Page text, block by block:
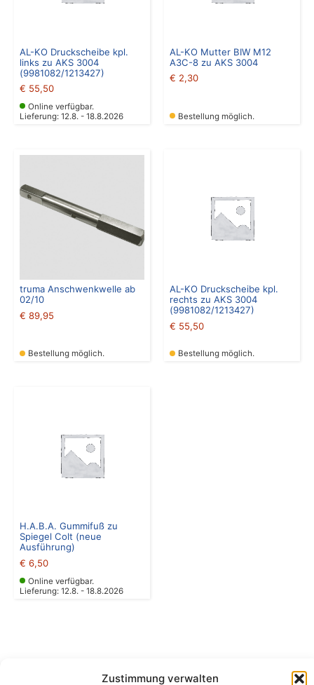
Zustimmung verwalten
AL-KO Druckscheibe kpl.
links zu AKS 3004
(9981082/1213427)
€ 55,50
Online verfügbar.
Lieferung: 12.8. - 18.8.2026
AL-KO Mutter BIW M12
A3C-8 zu AKS 3004
€ 2,30
Bestellung möglich.
truma Anschwenkwelle ab
02/10
€ 89,95
Bestellung möglich.
AL-KO Druckscheibe kpl.
rechts zu AKS 3004
(9981082/1213427)
€ 55,50
Bestellung möglich.
H.A.B.A. Gummifuß zu
Spiegel Colt (neue
Ausführung)
€ 6,50
Online verfügbar.
Lieferung: 12.8. - 18.8.2026